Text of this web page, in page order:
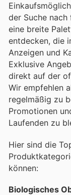
der Suche
eine breite
entdecken, die
Anzeigen und
Exklusive
direkt auf der
Wir empfehlen
regelmäßig zu
Promotionen
Laufenden zu
Hier sind die
können:
Biologisches